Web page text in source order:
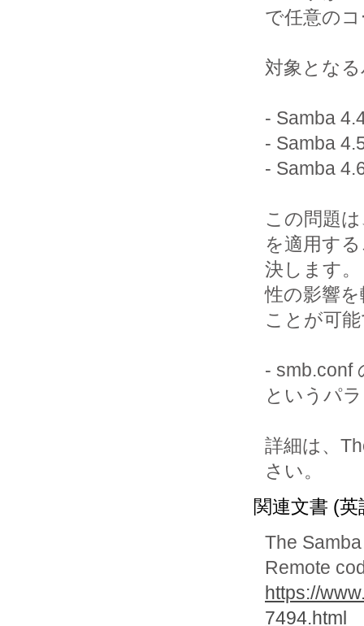
で任意の
対象とな
- Samba
- Samba
- Samba
この問題
を適用す
決します
性の影響
ことが可
- smb.conf
というパ
詳細は、
さい。
関連文書 (英
The
Remote
https://
7494.html